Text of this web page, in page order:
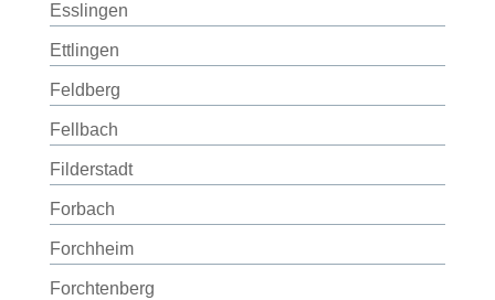
Esslingen
Ettlingen
Feldberg
Fellbach
Filderstadt
Forbach
Forchheim
Forchtenberg